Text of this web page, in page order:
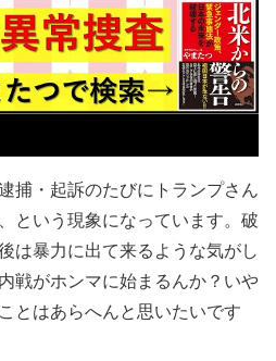
捕・起訴のたびにトランプさん
という現象になっています。破
は暴力に出て来るような気がし
戦がホンマに始まるんか？いや
とはあらへんと思いたいです